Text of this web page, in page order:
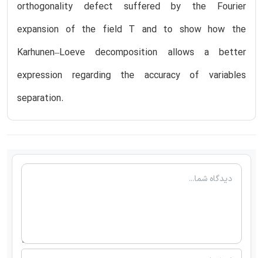
orthogonality defect suffered by the Fourier
expansion of the field T and to show how the
Karhunen–Loeve decomposition allows a better
expression regarding the accuracy of variables
separation.